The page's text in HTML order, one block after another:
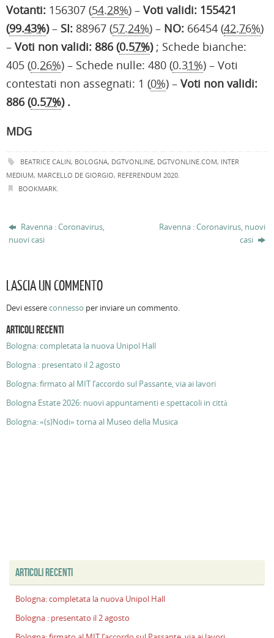
Votanti: 156307 (54.28%) – Voti validi: 155421
(99.43%)– SI: 88967 (57.24%) – NO: 66454 (42.76%)
– Voti non validi: 886 (0.57%) ; Schede bianche:
405 (0.26%) – Schede nulle: 480 (0.31%) – Voti
contestati non assegnati: 1 (0%) – Voti non validi:
886 (0.57%) .
MDG
BEATRICE CALIN, BOLOGNA, DGTVONLINE, DGTVONLINE.COM, INTER
MEDIUM, MARCELLO DE GIORGIO, REFERENDUM 2020
BOOKMARK.
Ravenna : Coronavirus,
nuovi casi
Ravenna : Coronavirus, nuovi
casi
LASCIA UN COMMENTO
Devi essereconnesso per inviare un commento.
ARTICOLI RECENTI
Bologna: completata la nuova Unipol Hall
Bologna : presentato il 2 agosto
Bologna: firmato al MIT l’accordo sul Passante, via ai lavori
Bologna Estate 2026: nuovi appuntamenti e spettacoli in città
Bologna: «(s)Nodi» torna al Museo della Musica
ARTICOLI RECENTI
Bologna: completata la nuova Unipol Hall
Bologna : presentato il 2 agosto